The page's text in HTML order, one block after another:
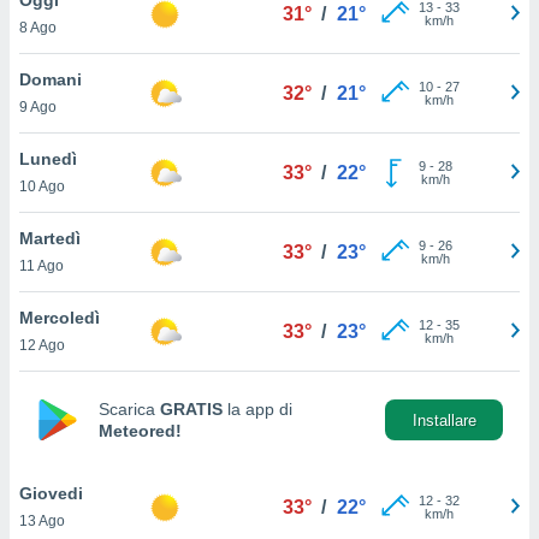
è
al sito
di
ci
di
il
un
la
nella
8 Ago
31° / 21° 13- 33
km/h
Domani
9 Ago
32° / 21° 10- 27
km/h
Lunedì
10 Ago
33° / 22° 9- 28
km/h
Martedì
11 Ago
33° / 23° 9- 26
km/h
Mercoledì
12 Ago
33° / 23° 12- 35
km/h
Scarica GRATIS la app di
Meteored!
Installare
Giovedi
13 Ago
33° / 22° 12- 32
km/h